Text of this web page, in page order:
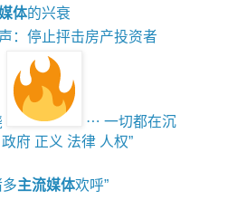
体的兴衰
：停止抨击房产投资者
⋯ 一切都在沉
府 正义 法律 人权”
主流媒体欢呼”